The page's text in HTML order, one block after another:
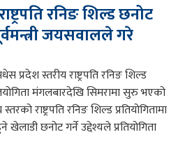
रनिङ शिल्ड छनोट
जयसवालले गरे
प्रदेश स्तरीय राष्ट्रपति रनिङ शिल्ड
मंगलबारदेखि सिमरामा सुरु भएको
स्तरको राष्ट्रपति रनिङ शिल्ड प्रतियोगितामा
खेलाडी छनोट गर्ने उद्देश्यले प्रतियोगिता